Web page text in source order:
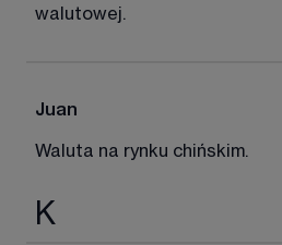
walutowej.
Juan
Waluta na rynku chińskim.
K